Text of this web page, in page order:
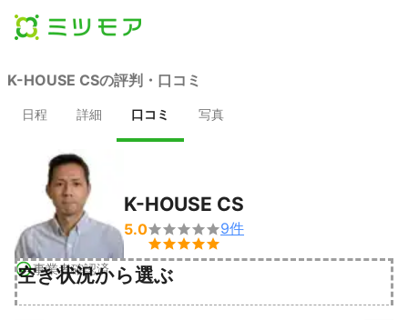
K-HOUSE CSの評判・口コミ
日程 詳細 口コミ 写真
事業者確認済
K-HOUSE CS
5.0

9件
空き状況から選ぶ